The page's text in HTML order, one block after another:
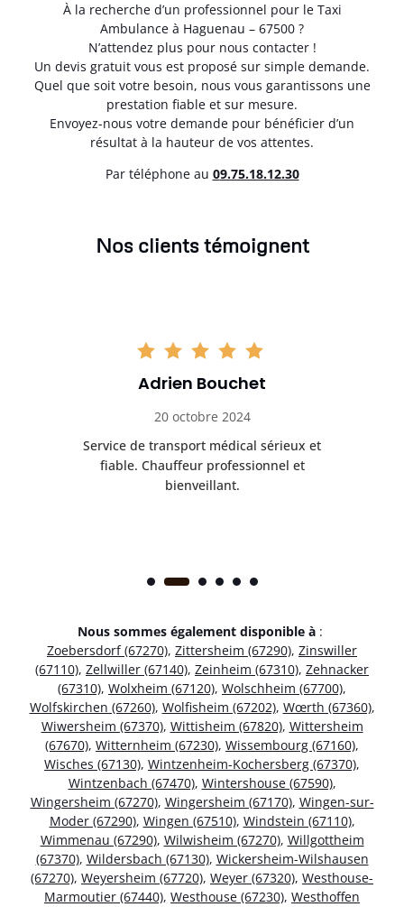
À la recherche d’un professionnel pour le Taxi
Ambulance à Haguenau – 67500 ?
N’attendez plus pour nous contacter !
Un devis gratuit vous est proposé sur simple demande.
Quel que soit votre besoin, nous vous garantissons une
prestation fiable et sur mesure.
Envoyez-nous votre demande pour bénéficier d’un
résultat à la hauteur de vos attentes.
Par téléphone au 09.75.18.12.30
Nos clients témoignent
Adrien Bouchet
20 octobre 2024
Service de transport médical sérieux et
fiable. Chauffeur professionnel et
bienveillant.
Nous sommes également disponible à :
Zoebersdorf (67270), Zittersheim (67290), Zinswiller
(67110), Zellwiller (67140), Zeinheim (67310), Zehnacker
(67310), Wolxheim (67120), Wolschheim (67700),
Wolfskirchen (67260), Wolfisheim (67202), Wœrth (67360),
Wiwersheim (67370), Wittisheim (67820), Wittersheim
(67670), Witternheim (67230), Wissembourg (67160),
Wisches (67130), Wintzenheim-Kochersberg (67370),
Wintzenbach (67470), Wintershouse (67590),
Wingersheim (67270), Wingersheim (67170), Wingen-sur-
Moder (67290), Wingen (67510), Windstein (67110),
Wimmenau (67290), Wilwisheim (67270), Willgottheim
(67370), Wildersbach (67130), Wickersheim-Wilshausen
(67270), Weyersheim (67720), Weyer (67320), Westhouse-
Marmoutier (67440), Westhouse (67230), Westhoffen